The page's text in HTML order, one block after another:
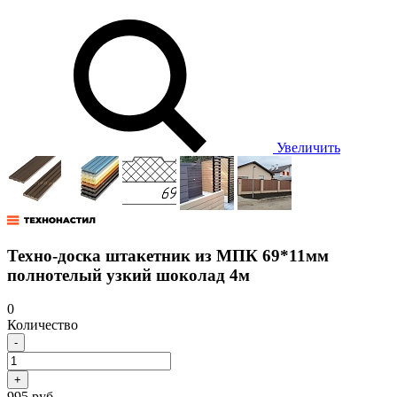
Увеличить
Техно-доска штакетник из МПК 69*11мм
полнотелый узкий шоколад 4м
0
Количество
-
+